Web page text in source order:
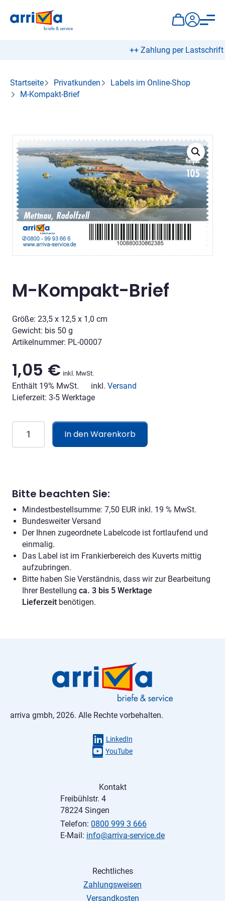
++ Zahlung per Lastschrift
Startseite Privatkunden
Labels im Online-Shop
M-Kompakt-Brief
M-Kompakt-Brief
Größe: 23,5 x 12,5 x 1,0 cm
Gewicht: bis 50 g
Artikelnummer: PL-00007
1,05 € inkl. MwSt.
Enthält 19% MwSt. inkl. Versand
Lieferzeit: 3-5 Werktage
Kompakt-
Brief
In den Warenkorb
Bitte beachten Sie:
Mindestbestellsumme: 7,50 EUR inkl. 19 % MwSt.
Bundesweiter Versand
Der Ihnen zugeordnete Labelcode ist fortlaufend und
einmalig.
Das Label ist im Frankierbereich des Kuverts mittig
aufzubringen.
Bitte haben Sie Verständnis, dass wir zur Bearbeitung
Ihrer Bestellung ca. 3 bis 5 Werktage
Lieferzeit benötigen.
arriva gmbh, 2026. Alle Rechte vorbehalten.
LinkedIn
YouTube
Kontakt
Freibühlstr. 4
78224 Singen
Telefon: 0800 999 3 666
E-Mail: info@arriva-service.de
Rechtliches
Zahlungsweisen
Versandkosten